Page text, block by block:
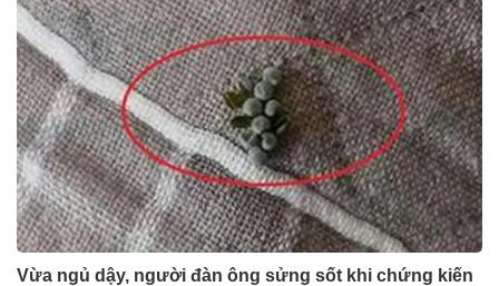
Vừa ngủ dậy, người đàn ông sửng sốt khi chứng kiến